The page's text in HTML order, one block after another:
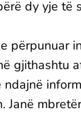
dy yje të
gjithashtu
Janë